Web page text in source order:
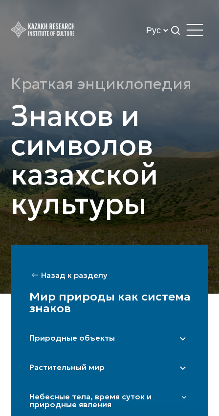
Краткая энциклопедия
Знаков и
символов
казахской
культуры
Назад к разделу
Мир природы как система
знаков
Природные объекты
Гора / горы
Дорога / перекрёсток
Растительный мир
Платан
Небесные тела, время суток и
природные явления